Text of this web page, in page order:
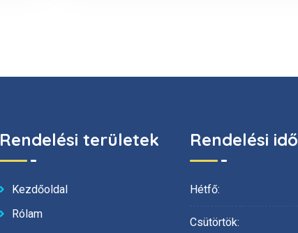
Rendelési területek
Kezdőoldal
Rólam
Rendelési idő
Hétfő:
Csütörtök: